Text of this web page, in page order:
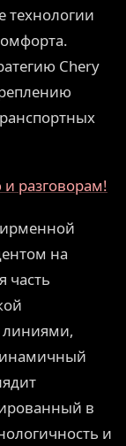
технологии
Chery
разговорам!
на
часть
линиями,
в
и